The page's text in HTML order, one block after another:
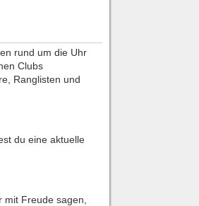
rund um die Uhr
Clubs
Ranglisten und
du eine aktuelle
Freude sagen,